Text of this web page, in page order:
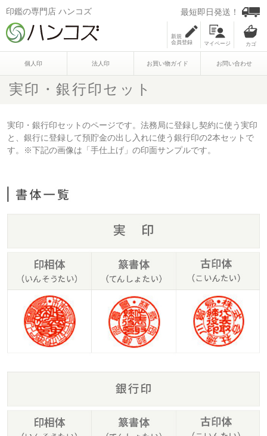
印鑑の専門店 ハンコズ 最短即日発送！
新規
会員登録
マイページ
個人印 法人印 お買い物ガイド お問い合わせ
実印・銀行印セット
実印・銀行印セットのページです。法務局に登録し契約に使う実印
と、銀行に登録して預貯金の出し入れに使う銀行印の2本セットで
す。※下記の画像は「手仕上げ」の印面サンプルです。